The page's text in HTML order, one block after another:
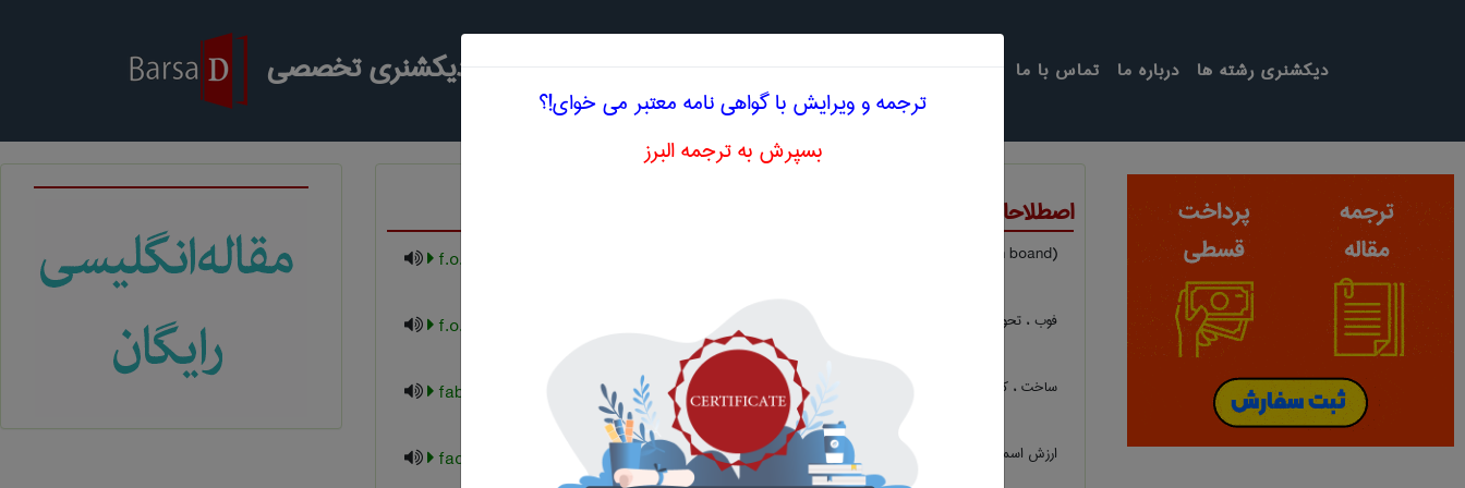
جستجو در دیکشنری تخصصی تماس با ما درباره ما دیکشنری رشته ها
اصطلاحات تخصصی انگلیسی علوم اقتصادی حرف F
(‎free on boand) فوب ، تحویل روی کشتی در حمل بار f.o.b
فوب ، تحویل روی کشتی در حمل بار f.o.b (free on boand)
ساخت ، کالاهای ساخته شده fabrication
ارزش اسمی ، ارزش صوری face value
ترجمه و ویرایش با گواهی نامه معتبر می خوای!؟
بسپرش به ترجمه البرز